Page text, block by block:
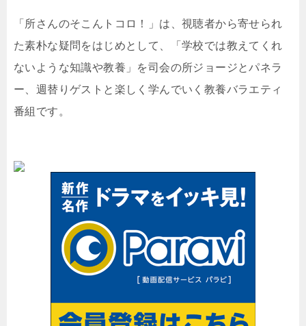
「所さんのそこんトコロ！」は、視聴者から寄せられ
た素朴な疑問をはじめとして、「学校では教えてくれ
ないような知識や教養」を司会の所ジョージとパネラ
ー、週替りゲストと楽しく学んでいく教養バラエティ
番組です。